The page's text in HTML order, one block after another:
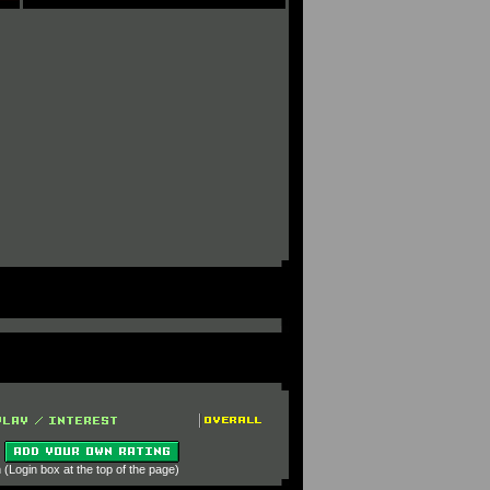
(Login box at the top of the page)